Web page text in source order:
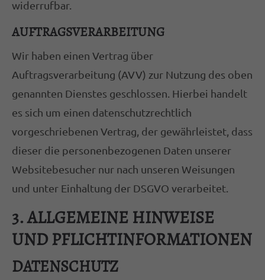
widerrufbar.
AUFTRAGSVERARBEITUNG
Wir haben einen Vertrag über
Auftragsverarbeitung (AVV) zur Nutzung des oben
genannten Dienstes geschlossen. Hierbei handelt
es sich um einen datenschutzrechtlich
vorgeschriebenen Vertrag, der gewährleistet, dass
dieser die personenbezogenen Daten unserer
Websitebesucher nur nach unseren Weisungen
und unter Einhaltung der DSGVO verarbeitet.
3. ALLGEMEINE HINWEISE
UND PFLICHT­INFORMATIONEN
DATENSCHUTZ